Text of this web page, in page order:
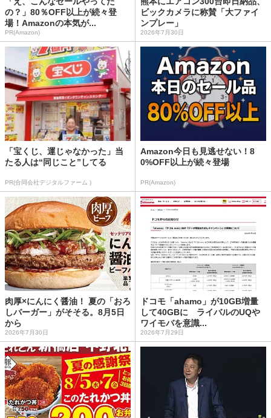
の？」80％OFF以上が続々登
場！Amazonの本気が...
PR(Amazon)
ビックカメラに称賛「大ファイ
ンプレー」
2026年7月30日
「宝くじ、運じゃなかった」当
たる人は“同じこと”してる
PR(合同会社デジタルファーム )
Amazon今日も見逃せない！8
0%OFF以上が続々登場
PR(Amazon)
肉厚×にんにく醤油！ 夏の「おろ
しバーガー」がそそる。8月5日
から
2026年7月30日
ドコモ「ahamo」が10GB増量
して40GBに ライバルのUQや
ワイモバを意識...
2026年7月29日